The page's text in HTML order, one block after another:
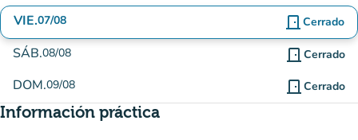
VIE.07/08 door_front Cerrado
SÁB.08/08 door_front Cerrado
DOM.09/08 door_front Cerrado
Información práctica